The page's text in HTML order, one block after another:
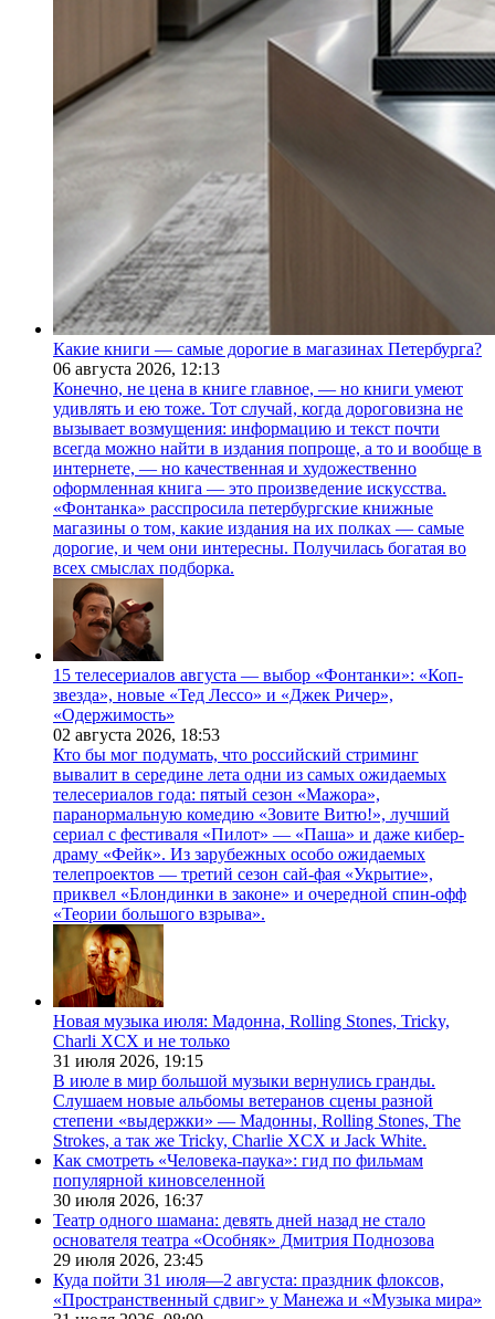
Какие книги — самые дорогие в магазинах Петербурга?
06 августа 2026, 12:13
Конечно, не цена в книге главное, — но книги умеют
удивлять и ею тоже. Тот случай, когда дороговизна не
вызывает возмущения: информацию и текст почти
всегда можно найти в издания попроще, а то и вообще в
интернете, — но качественная и художественно
оформленная книга — это произведение искусства.
«Фонтанка» расспросила петербургские книжные
магазины о том, какие издания на их полках — самые
дорогие, и чем они интересны. Получилась богатая во
всех смыслах подборка.
15 телесериалов августа — выбор «Фонтанки»: «Коп-
звезда», новые «Тед Лессо» и «Джек Ричер»,
«Одержимость»
02 августа 2026, 18:53
Кто бы мог подумать, что российский стриминг
вывалит в середине лета одни из самых ожидаемых
телесериалов года: пятый сезон «Мажора»,
паранормальную комедию «Зовите Витю!», лучший
сериал с фестиваля «Пилот» — «Паша» и даже кибер-
драму «Фейк». Из зарубежных особо ожидаемых
телепроектов — третий сезон сай-фая «Укрытие»,
приквел «Блондинки в законе» и очередной спин-офф
«Теории большого взрыва».
Новая музыка июля: Мадонна, Rolling Stones, Tricky,
Charli XCX и не только
31 июля 2026, 19:15
В июле в мир большой музыки вернулись гранды.
Слушаем новые альбомы ветеранов сцены разной
степени «выдержки» — Мадонны, Rolling Stones, The
Strokes, а так же Tricky, Charlie XCX и Jack White.
Как смотреть «Человека-паука»: гид по фильмам
популярной киновселенной
30 июля 2026, 16:37
Театр одного шамана: девять дней назад не стало
основателя театра «Особняк» Дмитрия Поднозова
29 июля 2026, 23:45
Куда пойти 31 июля—2 августа: праздник флоксов,
«Пространственный сдвиг» у Манежа и «Музыка мира»